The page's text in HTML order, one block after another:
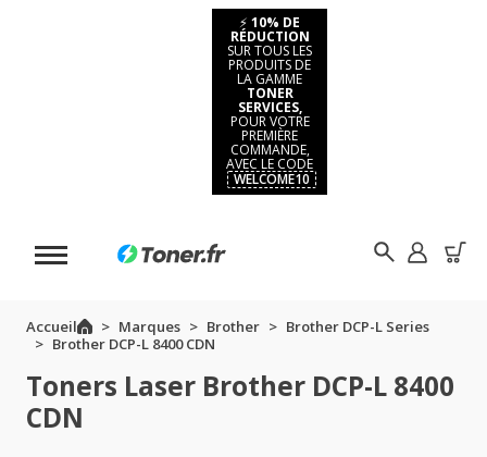
⚡ 10% DE
RÉDUCTION
SUR TOUS LES
PRODUITS DE
LA GAMME
TONER
SERVICES,
POUR VOTRE
PREMIÈRE
COMMANDE,
AVEC LE CODE
WELCOME10
Accueil Marques Brother
Brother DCP-L Series
Brother DCP-L 8400 CDN
Toners Laser Brother DCP-L 8400
CDN